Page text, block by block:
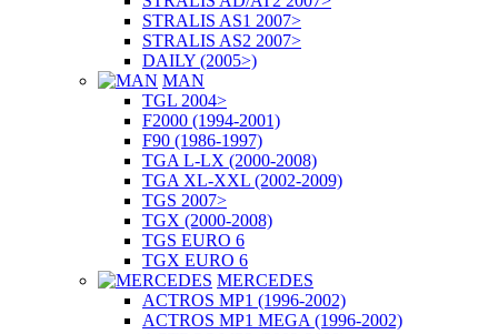
STRALIS AS1 2007>
STRALIS AS2 2007>
DAILY (2005>)
MAN
TGL 2004>
F2000 (1994-2001)
F90 (1986-1997)
TGA L-LX (2000-2008)
TGA XL-XXL (2002-2009)
TGS 2007>
TGX (2000-2008)
TGS EURO 6
TGX EURO 6
MERCEDES
ACTROS MP1 (1996-2002)
ACTROS MP1 MEGA (1996-2002)